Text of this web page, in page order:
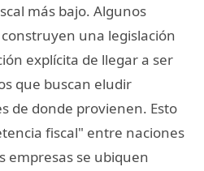
más bajo. Algunos
una legislación
explícita de llegar a ser
que buscan eludir
de donde provienen. Esto
fiscal" entre naciones
empresas se ubiquen